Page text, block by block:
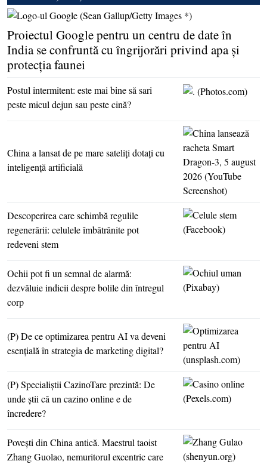
Proiectul Google pentru un centru de date în
India se confruntă cu îngrijorări privind apa şi
protecţia faunei
Postul intermitent: este mai bine să sari
peste micul dejun sau peste cină?
China a lansat de pe mare sateliţi dotaţi cu
inteligenţă artificială
Descoperirea care schimbă regulile
regenerării: celulele îmbătrânite pot
redeveni stem
Ochii pot fi un semnal de alarmă:
dezvăluie indicii despre bolile din întregul
corp
(P) De ce optimizarea pentru AI va deveni
esenţială în strategia de marketing digital?
(P) Specialiştii CazinoTare prezintă: De
unde ştii că un cazino online e de
încredere?
Poveşti din China antică. Maestrul taoist
Zhang Guolao, nemuritorul excentric care